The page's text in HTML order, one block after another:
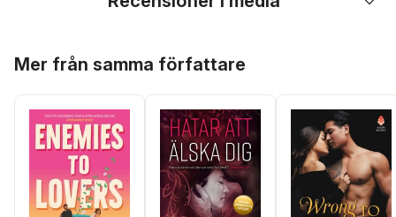
Mer från samma författare